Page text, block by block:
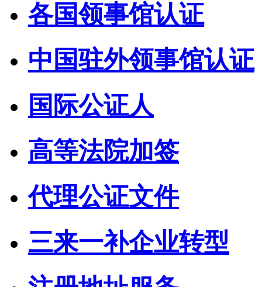
各国领事馆认证
中国驻外领事馆认证
国际公证人
高等法院加签
代理公证文件
三来一补企业转型